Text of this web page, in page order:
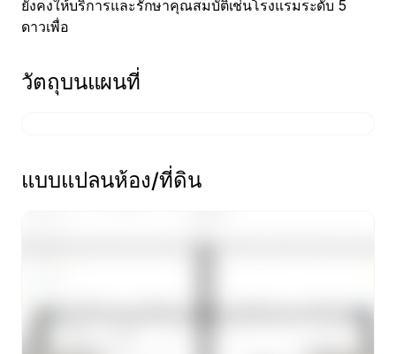
ยังคงให้บริการและรักษาคุณสมบัติเช่นโรงแรมระดับ 5
ดาวเพื่อ
วัตถุบนแผนที่
แบบแปลนห้อง/ที่ดิน